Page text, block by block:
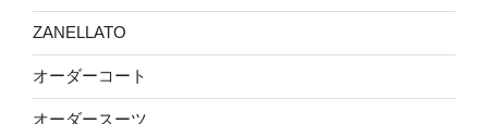
ZANELLATO
オーダーコート
オーダースーツ